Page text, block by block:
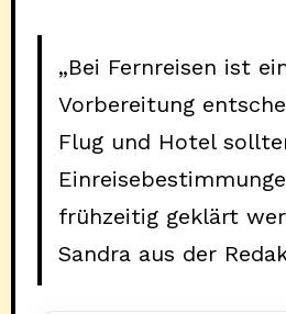
„Bei Fernreisen ist
Vorbereitung
Flug und Hotel
frühzeitig geklärt
Sandra aus der